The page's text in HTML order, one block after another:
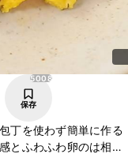
5008
保存
丁を使わず簡単に作る
とふわふわ卵のは相性